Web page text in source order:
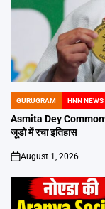
POSTED
IN
GURUGRAM HNN NEWS
Asmita Dey
जूडो में रचा इतिहास
on
August 1, 2026